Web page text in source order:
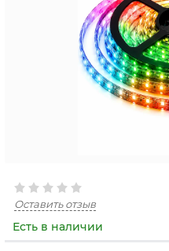
Оставить отзыв
Есть в наличии